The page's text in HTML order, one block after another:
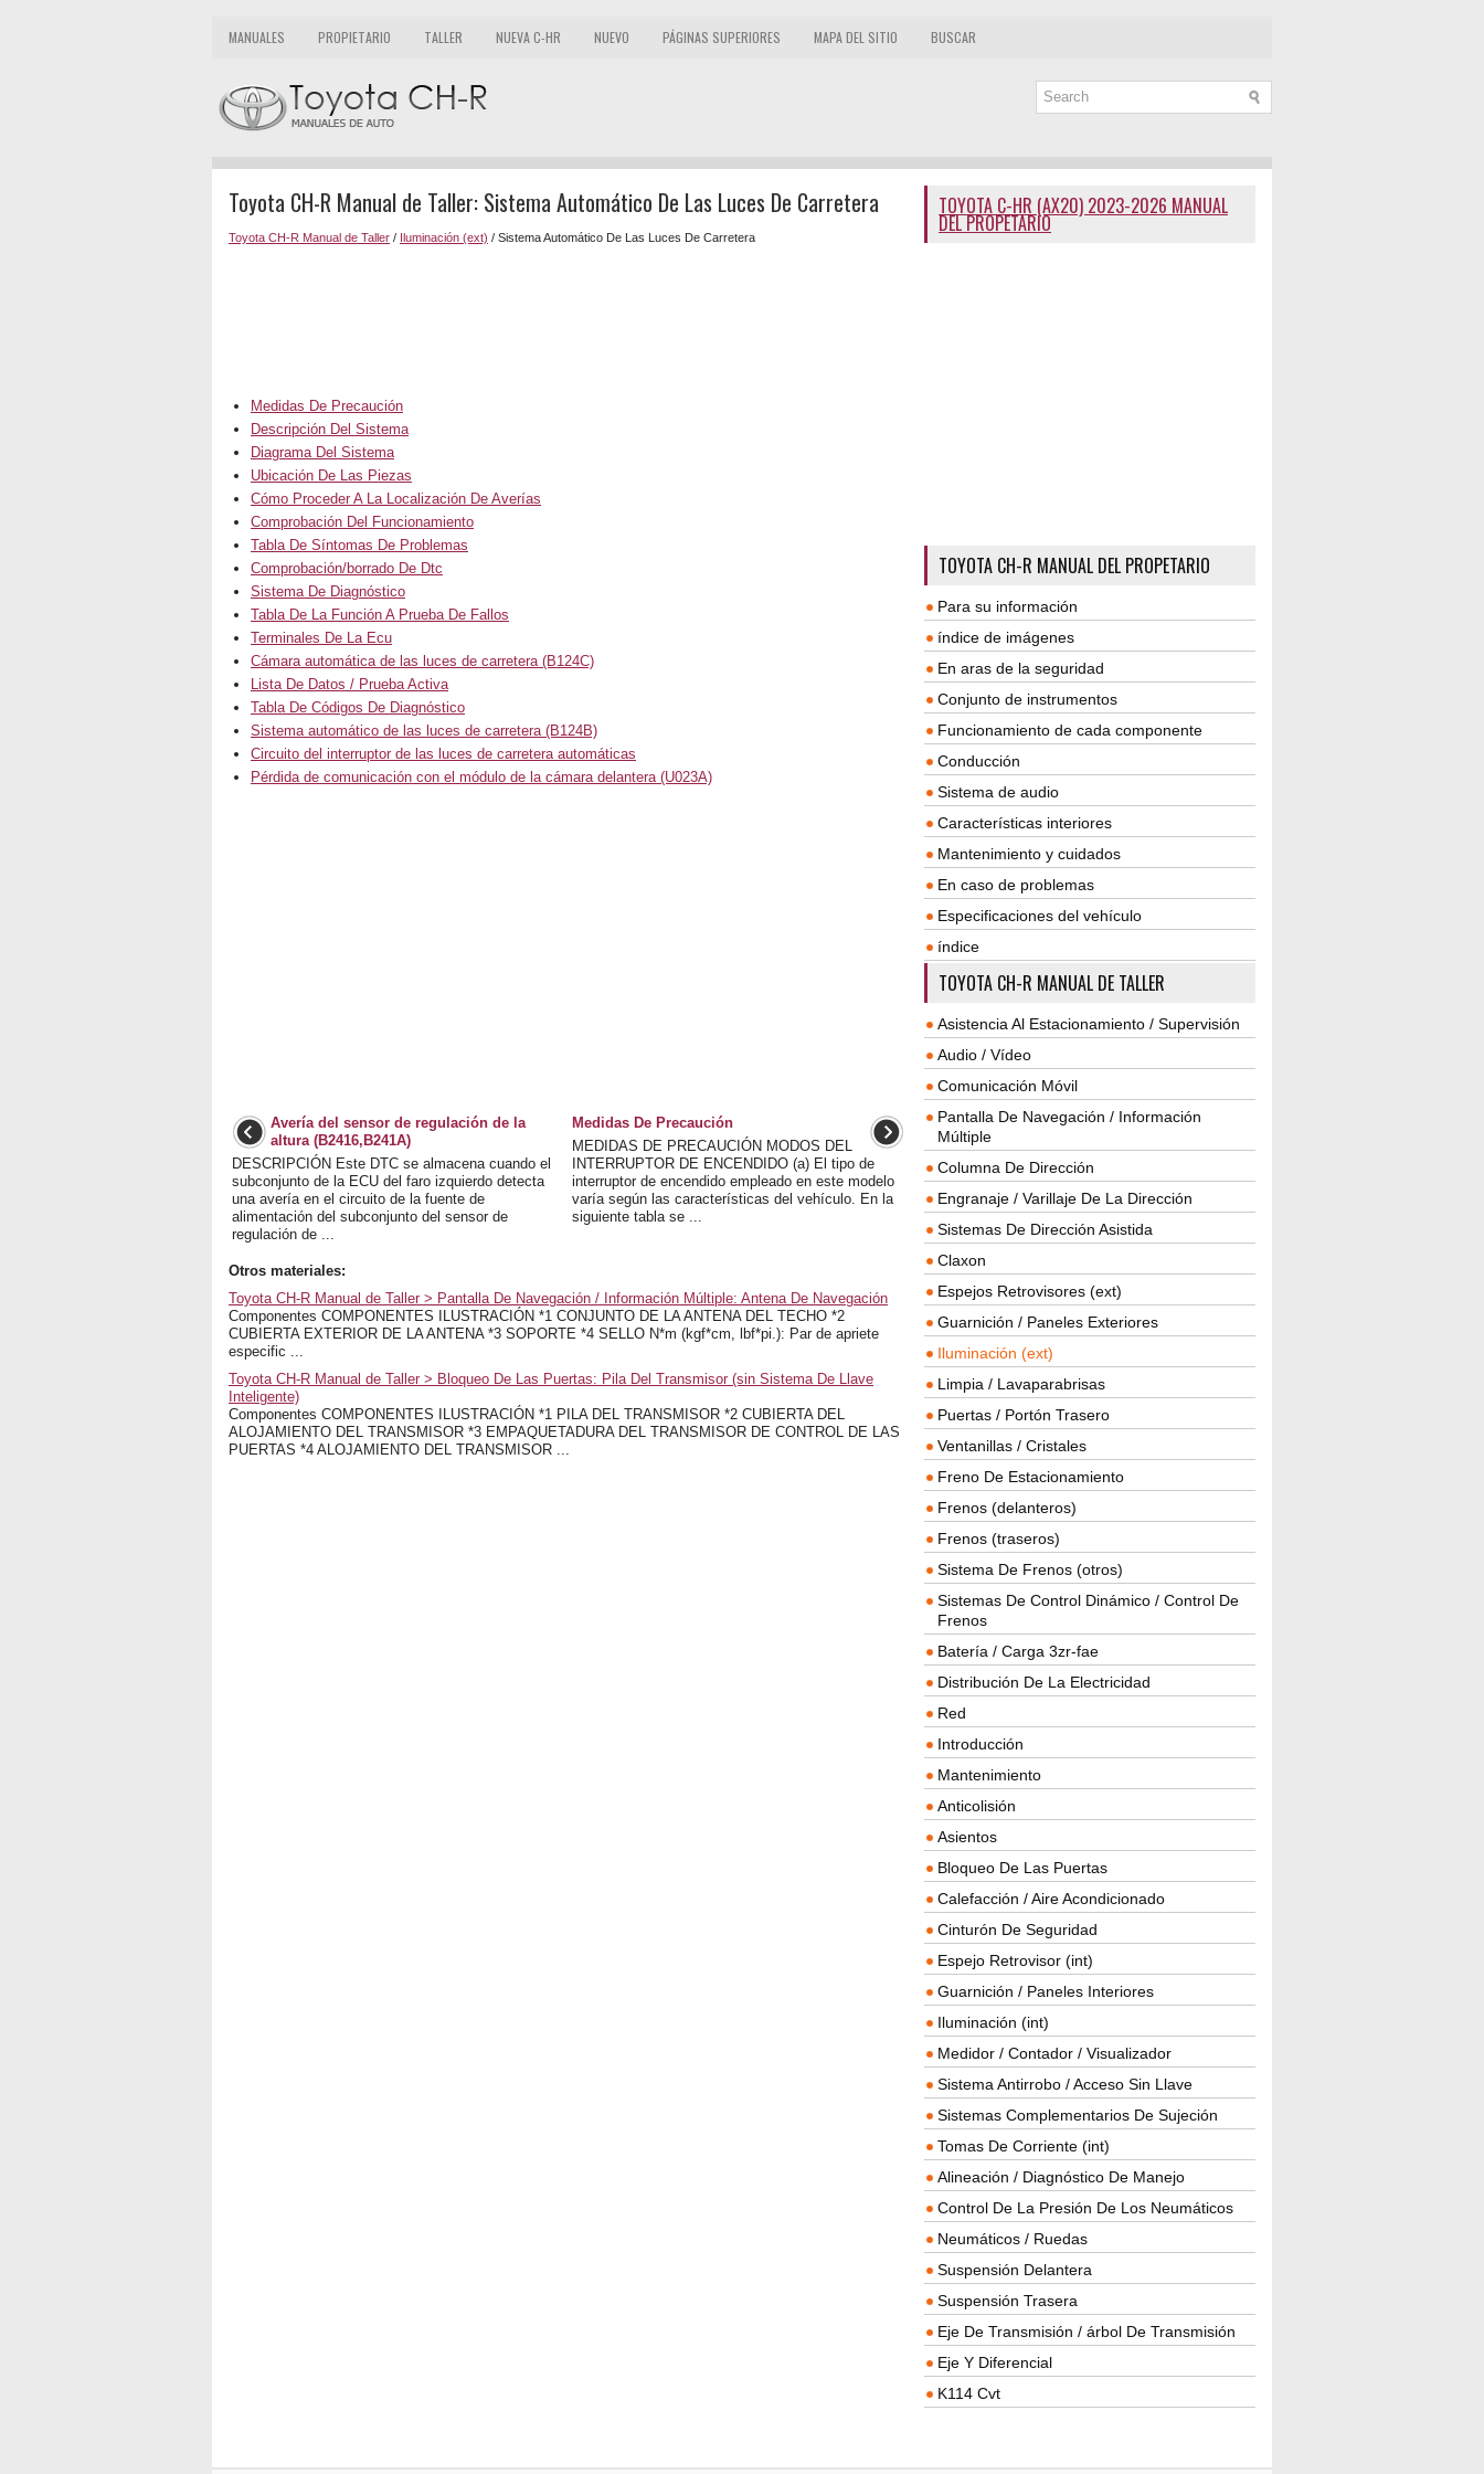
MANUALES PROPIETARIO TALLER NUEVA C-HR NUEVO PÁGINAS SUPERIORES MAPA DEL SITIO BUSCAR
Toyota CH-R Manual de Taller: Sistema Automático De Las Luces De Carretera
Toyota CH-R Manual de Taller / Iluminación (ext) / Sistema Automático De Las Luces De Carretera
Medidas De Precaución
Descripción Del Sistema
Diagrama Del Sistema
Ubicación De Las Piezas
Cómo Proceder A La Localización De Averías
Comprobación Del Funcionamiento
Tabla De Síntomas De Problemas
Comprobación/borrado De Dtc
Sistema De Diagnóstico
Tabla De La Función A Prueba De Fallos
Terminales De La Ecu
Cámara automática de las luces de carretera (B124C)
Lista De Datos / Prueba Activa
Tabla De Códigos De Diagnóstico
Sistema automático de las luces de carretera (B124B)
Circuito del interruptor de las luces de carretera automáticas
Pérdida de comunicación con el módulo de la cámara delantera (U023A)
Avería del sensor de regulación de la
altura (B2416,B241A)
DESCRIPCIÓN Este DTC se almacena cuando el
subconjunto de la ECU del faro izquierdo detecta
una avería en el circuito de la fuente de
alimentación del subconjunto del sensor de
regulación de ...
Medidas De Precaución
MEDIDAS DE PRECAUCIÓN MODOS DEL
INTERRUPTOR DE ENCENDIDO (a) El tipo de
interruptor de encendido empleado en este modelo
varía según las características del vehículo. En la
siguiente tabla se ...
Otros materiales:
Toyota CH-R Manual de Taller > Pantalla De Navegación / Información Múltiple: Antena De Navegación
Componentes COMPONENTES ILUSTRACIÓN *1 CONJUNTO DE LA ANTENA DEL TECHO *2
CUBIERTA EXTERIOR DE LA ANTENA *3 SOPORTE *4 SELLO N*m (kgf*cm, lbf*pi.): Par de apriete
especific ...
Toyota CH-R Manual de Taller > Bloqueo De Las Puertas: Pila Del Transmisor (sin Sistema De Llave
Inteligente)
Componentes COMPONENTES ILUSTRACIÓN *1 PILA DEL TRANSMISOR *2 CUBIERTA DEL
ALOJAMIENTO DEL TRANSMISOR *3 EMPAQUETADURA DEL TRANSMISOR DE CONTROL DE LAS
PUERTAS *4 ALOJAMIENTO DEL TRANSMISOR ...
TOYOTA C-HR (AX20) 2023-2026 MANUAL
DEL PROPETARIO
TOYOTA CH-R MANUAL DEL PROPETARIO
Para su información
índice de imágenes
En aras de la seguridad
Conjunto de instrumentos
Funcionamiento de cada componente
Conducción
Sistema de audio
Características interiores
Mantenimiento y cuidados
En caso de problemas
Especificaciones del vehículo
índice
TOYOTA CH-R MANUAL DE TALLER
Asistencia Al Estacionamiento / Supervisión
Audio / Vídeo
Comunicación Móvil
Pantalla De Navegación / Información
Múltiple
Columna De Dirección
Engranaje / Varillaje De La Dirección
Sistemas De Dirección Asistida
Claxon
Espejos Retrovisores (ext)
Guarnición / Paneles Exteriores
Iluminación (ext)
Limpia / Lavaparabrisas
Puertas / Portón Trasero
Ventanillas / Cristales
Freno De Estacionamiento
Frenos (delanteros)
Frenos (traseros)
Sistema De Frenos (otros)
Sistemas De Control Dinámico / Control De
Frenos
Batería / Carga 3zr-fae
Distribución De La Electricidad
Red
Introducción
Mantenimiento
Anticolisión
Asientos
Bloqueo De Las Puertas
Calefacción / Aire Acondicionado
Cinturón De Seguridad
Espejo Retrovisor (int)
Guarnición / Paneles Interiores
Iluminación (int)
Medidor / Contador / Visualizador
Sistema Antirrobo / Acceso Sin Llave
Sistemas Complementarios De Sujeción
Tomas De Corriente (int)
Alineación / Diagnóstico De Manejo
Control De La Presión De Los Neumáticos
Neumáticos / Ruedas
Suspensión Delantera
Suspensión Trasera
Eje De Transmisión / árbol De Transmisión
Eje Y Diferencial
K114 Cvt